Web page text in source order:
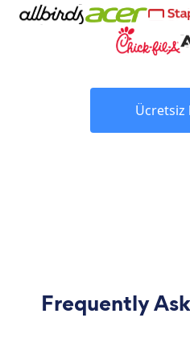
Ücretsiz
Frequently